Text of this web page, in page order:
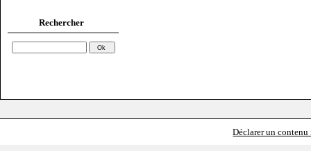
Rechercher
Déclarer un